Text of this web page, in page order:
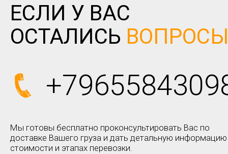
ЕСЛИ У ВАС
ОСТАЛИСЬ
Мы готовы бесплатно проконсультировать Вас по
доставке Вашего груза и дать детальную
стоимости и этапах перевозки.